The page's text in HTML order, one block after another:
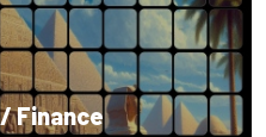
Finance